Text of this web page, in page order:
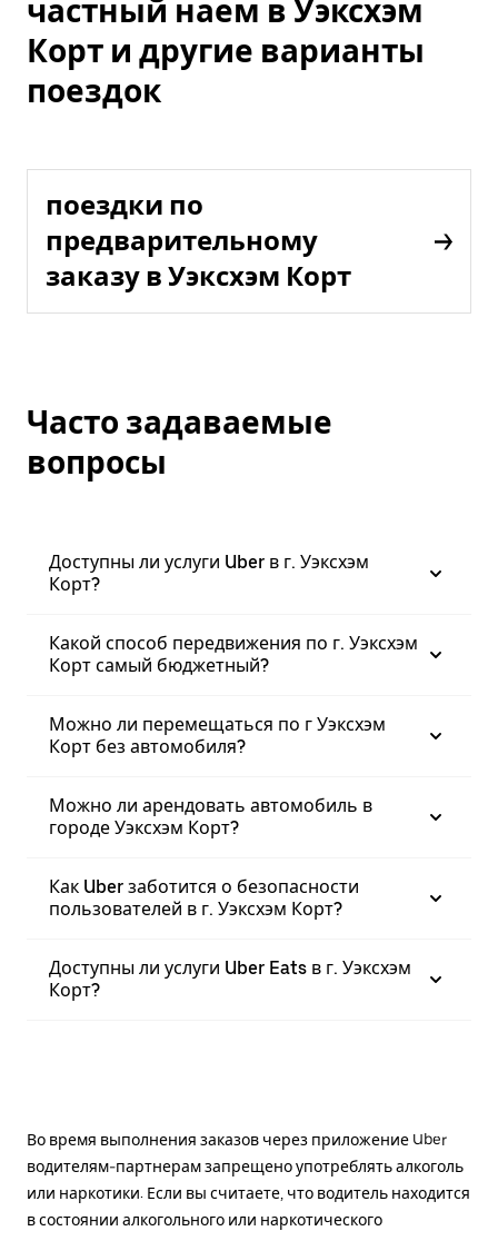
частный наем в Уэксхэм
Корт и другие варианты
поездок
поездки по
предварительному
заказу в Уэксхэм Корт
Часто задаваемые
вопросы
Доступны ли услуги Uber в г. Уэксхэм
Корт?
Какой способ передвижения по г. Уэксхэм
Корт самый бюджетный?
Можно ли перемещаться по г Уэксхэм
Корт без автомобиля?
Можно ли арендовать автомобиль в
городе Уэксхэм Корт?
Как Uber заботится о безопасности
пользователей в г. Уэксхэм Корт?
Доступны ли услуги Uber Eats в г. Уэксхэм
Корт?
Во время выполнения заказов через приложение Uber
водителям-партнерам запрещено употреблять алкоголь
или наркотики. Если вы считаете, что водитель находится
в состоянии алкогольного или наркотического